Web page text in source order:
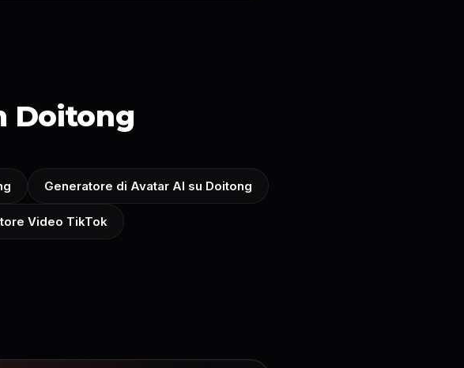
Doitong
Generatore di Avatar AI su Doitong
Video TikTok